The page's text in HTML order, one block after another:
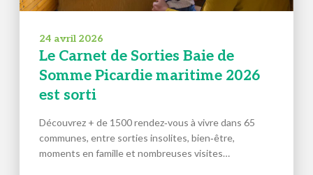
24 avril 2026
Le Carnet de Sorties Baie de
Somme Picardie maritime 2026
est sorti
Découvrez + de 1500 rendez‑vous à vivre dans 65
communes, entre sorties insolites, bien‑être,
moments en famille et nombreuses visites…